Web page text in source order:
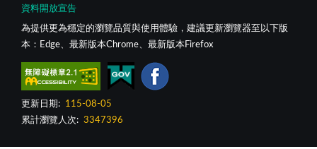
資料開放宣告
為提供更為穩定的瀏覽品質與使用體驗，建議更新瀏覽器至以下版
本：Edge、最新版本Chrome、最新版本Firefox
更新日期:
115-08-05
累計瀏覽人次: 3347396